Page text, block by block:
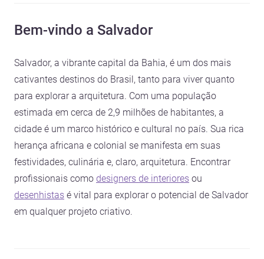
Bem-vindo a Salvador
Salvador, a vibrante capital da Bahia, é um dos mais
cativantes destinos do Brasil, tanto para viver quanto
para explorar a arquitetura. Com uma população
estimada em cerca de 2,9 milhões de habitantes, a
cidade é um marco histórico e cultural no país. Sua rica
herança africana e colonial se manifesta em suas
festividades, culinária e, claro, arquitetura. Encontrar
profissionais como designers de interiores ou
desenhistas é vital para explorar o potencial de Salvador
em qualquer projeto criativo.